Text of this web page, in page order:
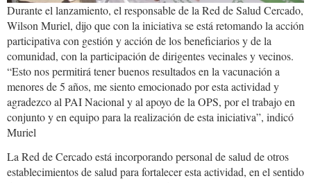
Durante el lanzamiento, el responsable de la Red de Salud Cercado,
Wilson Muriel, dijo que con la iniciativa se está retomando la acción
participativa con gestión y acción de los beneficiarios y de la
comunidad, con la participación de dirigentes vecinales y vecinos.
“Esto nos permitirá tener buenos resultados en la vacunación a
menores de 5 años, me siento emocionado por esta actividad y
agradezco al PAI Nacional y al apoyo de la OPS, por el trabajo en
conjunto y en equipo para la realización de esta iniciativa”, indicó
Muriel
La Red de Cercado está incorporando personal de salud de otros
establecimientos de salud para fortalecer esta actividad, en el sentido